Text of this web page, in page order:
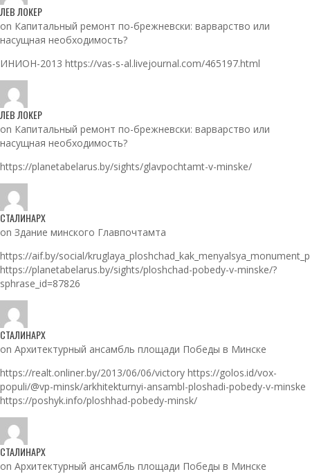
ЛЕВ ЛОКЕР
on Капитальный ремонт по-брежневски: варварство или
насущная необходимость?
ИНИОН-2013 https://vas-s-al.livejournal.com/465197.html
ЛЕВ ЛОКЕР
on Капитальный ремонт по-брежневски: варварство или
насущная необходимость?
https://planetabelarus.by/sights/glavpochtamt-v-minske/
СТАЛИНАРХ
on Здание минского Главпочтамта
https://aif.by/social/
https://planetabelarus.by/sights/ploshchad-pobedy-v-minske/?
sphrase_id=87826
СТАЛИНАРХ
on Архитектурный ансамбль площади Победы в Минске
https://realt.onliner.by/2013/06/06/victory https://golos.id/vox-
populi/@vp-minsk/arkhitekturnyi-ansambl-ploshadi-pobedy-v-minske
https://poshyk.info/ploshhad-pobedy-minsk/
СТАЛИНАРХ
on Архитектурный ансамбль площади Победы в Минске